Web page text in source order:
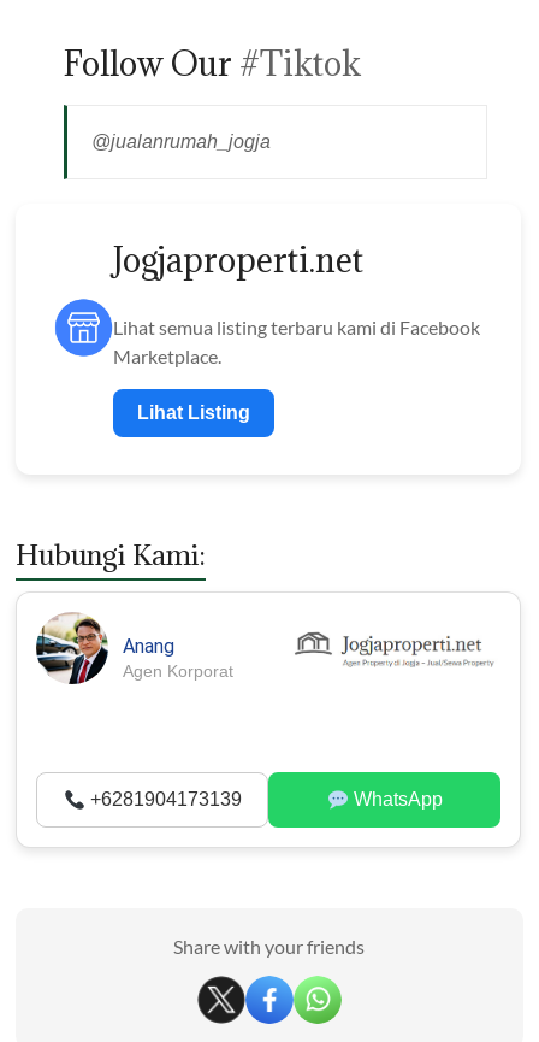
Follow Our #Tiktok
@jualanrumah_jogja
Jogjaproperti.net
Lihat semua listing terbaru kami di Facebook
Marketplace.
Lihat Listing
Hubungi Kami:
Anang
Agen Korporat
+6281904173139 WhatsApp
Share with your friends